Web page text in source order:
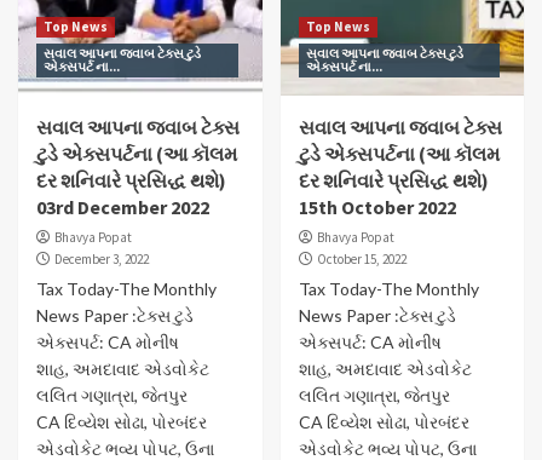
Top News
સવાલ આપના જવાબ ટેક્સ ટુડે
એક્સપર્ટ ના...
સવાલ આપના જવાબ ટેક્સ
ટુડે એક્સપર્ટના (આ કૉલમ
દર શનિવારે પ્રસિદ્ધ થશે)
03rd December 2022
Bhavya Popat
December 3, 2022
Tax Today-The Monthly
News Paper :ટેક્સ ટુડે
એક્સપર્ટ: CA મોનીષ
શાહ, અમદાવાદ એડવોકેટ
લલિત ગણાત્રા, જેતપુર
CA દિવ્યેશ સોઢા, પોરબંદર
એડવોકેટ ભવ્ય પોપટ, ઉના
Top News
સવાલ આપના જવાબ ટેક્સ ટુડે
એક્સપર્ટ ના...
સવાલ આપના જવાબ ટેક્સ
ટુડે એક્સપર્ટના (આ કૉલમ
દર શનિવારે પ્રસિદ્ધ થશે)
15th October 2022
Bhavya Popat
October 15, 2022
Tax Today-The Monthly
News Paper :ટેક્સ ટુડે
એક્સપર્ટ: CA મોનીષ
શાહ, અમદાવાદ એડવોકેટ
લલિત ગણાત્રા, જેતપુર
CA દિવ્યેશ સોઢા, પોરબંદર
એડવોકેટ ભવ્ય પોપટ, ઉના